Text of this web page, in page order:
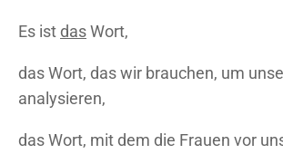
Es ist dasWort,
das Wort, das wir brauchen, um
analysieren,
das Wort, mit dem die Frauen vor